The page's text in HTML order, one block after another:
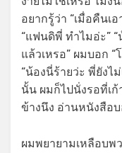
อยากรู้ว่า “เมื่อคืนเ
“แฟนดิพี่ ทำไมอ่ะ” “
แล้วเหรอ” ผมบอก
“น้องนี่ร้ายว่ะ พี่ยังไ
นั้น ผมก็ไปนั่งรอที่เ
ข้างนึง อ่านหนังสือ
ผมพยายามเหลือบพ